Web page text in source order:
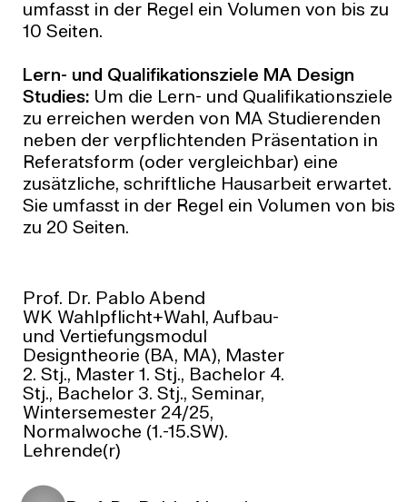
umfasst in der Regel ein Volumen von bis zu
10 Seiten.
Lern- und Qualifikationsziele MA Design
Studies:Um die Lern- und Qualifikationsziele
zu erreichen werden von MA Studierenden
neben der verpflichtenden Präsentation in
Referatsform (oder vergleichbar) eine
zusätzliche, schriftliche Hausarbeit erwartet.
Sie umfasst in der Regel ein Volumen von bis
zu 20 Seiten.
Prof. Dr. Pablo Abend
WK Wahlpflicht+Wahl, Aufbau-
und Vertiefungsmodul
Designtheorie (BA, MA), Master
2. Stj., Master 1. Stj., Bachelor 4.
Stj., Bachelor 3. Stj., Seminar,
Wintersemester 24/25,
Normalwoche (1.-15.SW).
Lehrende(r)